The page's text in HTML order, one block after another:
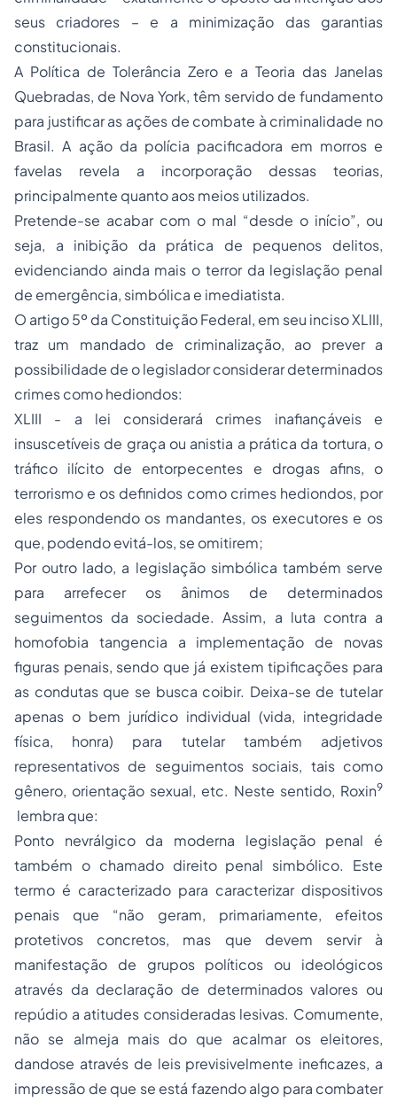
seus criadores – e a minimização das garantias
constitucionais.
A Política de Tolerância Zero e a Teoria das Janelas
Quebradas, de Nova York, têm servido de fundamento
para justificar as ações de combate à criminalidade no
Brasil. A ação da polícia pacificadora em morros e
favelas revela a incorporação dessas teorias,
principalmente quanto aos meios utilizados.
Pretende-se acabar com o mal “desde o início”, ou
seja, a inibição da prática de pequenos delitos,
evidenciando ainda mais o terror da legislação penal
de emergência, simbólica e imediatista.
O artigo 5º da Constituição Federal, em seu inciso XLIII,
traz um mandado de criminalização, ao prever a
possibilidade de o legislador considerar determinados
crimes como hediondos:
XLIII - a lei considerará crimes inafiançáveis e
insuscetíveis de graça ou anistia a prática da tortura, o
tráfico ilícito de entorpecentes e drogas afins, o
terrorismo e os definidos como crimes hediondos, por
eles respondendo os mandantes, os executores e os
que, podendo evitá-los, se omitirem;
Por outro lado, a legislação simbólica também serve
para arrefecer os ânimos de determinados
seguimentos da sociedade. Assim, a luta contra a
homofobia tangencia a implementação de novas
figuras penais, sendo que já existem tipificações para
as condutas que se busca coibir. Deixa-se de tutelar
apenas o bem jurídico individual (vida, integridade
física, honra) para tutelar também adjetivos
representativos de seguimentos sociais, tais como
gênero, orientação sexual, etc. Neste sentido, Roxin9
lembra que:
Ponto nevrálgico da moderna legislação penal é
também o chamado direito penal simbólico. Este
termo é caracterizado para caracterizar dispositivos
penais que “não geram, primariamente, efeitos
protetivos concretos, mas que devem servir à
manifestação de grupos políticos ou ideológicos
através da declaração de determinados valores ou
repúdio a atitudes consideradas lesivas. Comumente,
não se almeja mais do que acalmar os eleitores,
dandose através de leis previsivelmente ineficazes, a
impressão de que se está fazendo algo para combater